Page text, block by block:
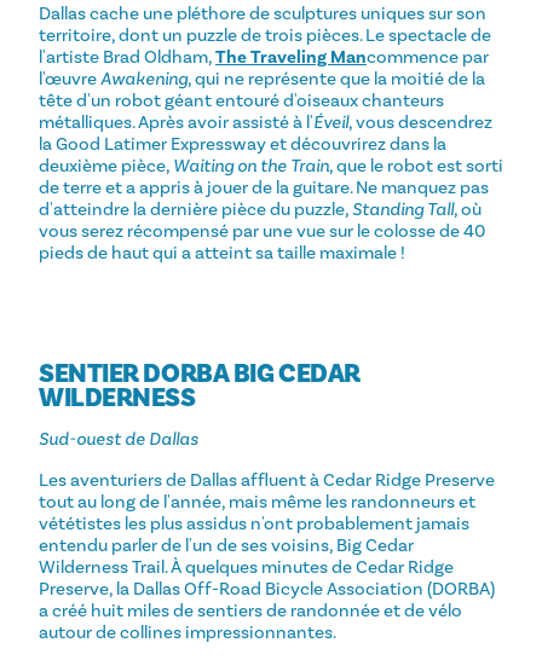
Dallas cache une pléthore de sculptures uniques sur son
territoire, dont un puzzle de trois pièces. Le spectacle de
l'artiste Brad Oldham,The Traveling Mancommence par
l'œuvreAwakening, qui ne représente que la moitié de la
tête d'un robot géant entouré d'oiseaux chanteurs
métalliques. Après avoir assisté à l'Éveil, vous descendrez
la Good Latimer Expressway et découvrirez dans la
deuxième pièce, Waiting on the Train, que le robot est sorti
de terre et a appris à jouer de la guitare. Ne manquez pas
d'atteindre la dernière pièce du puzzle,Standing Tall, où
vous serez récompensé par une vue sur le colosse de 40
pieds de haut qui a atteint sa taille maximale !
SENTIER DORBA BIG CEDAR
WILDERNESS
Sud-ouest de Dallas
Les aventuriers de Dallas affluent à Cedar Ridge Preserve
tout au long de l'année, mais même les randonneurs et
vététistes les plus assidus n'ont probablement jamais
entendu parler de l'un de ses voisins, Big Cedar
Wilderness Trail. À quelques minutes de Cedar Ridge
Preserve, la Dallas Off-Road Bicycle Association (DORBA)
a créé huit miles de sentiers de randonnée et de vélo
autour de collines impressionnantes.